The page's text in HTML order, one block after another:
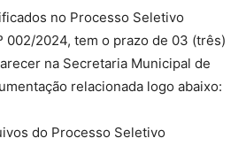
no Processo Seletivo
002/2024, tem o prazo de 03 (três)
na Secretaria Municipal de
relacionada logo abaixo:
do Processo Seletivo